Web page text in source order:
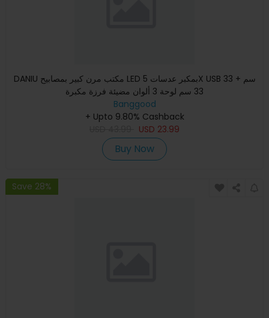
DANIU مكتب مرن كبير بمصابيح LED بمكبر عدسات 5X USB 33 سم +
33 سم لوحة 3 ألوان مضيئة فرزة مكبرة
Banggood
+ Upto 9.80% Cashback
USD 23.99
Buy Now
Save 28%